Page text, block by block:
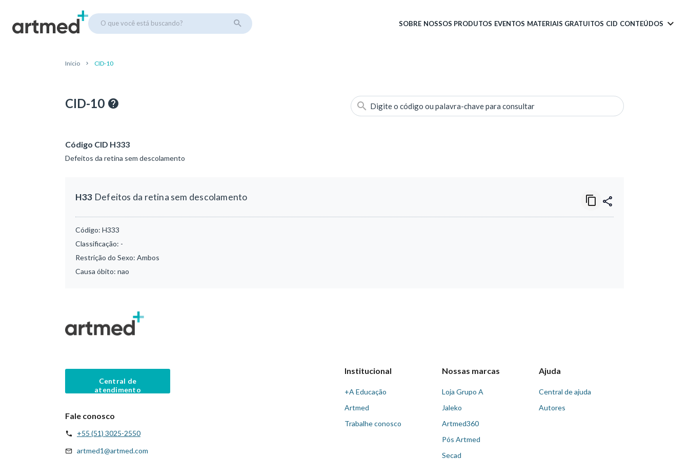
O que você está buscando? SOBRE NOSSOS PRODUTOS EVENTOS MATERIAIS GRATUITOS CID CONTEÚDOS
Início CID-10
CID-10 Digite o código ou palavra-chave para consultar
Código CID H333
Defeitos da retina sem descolamento
H33 Defeitos da retina sem descolamento
Código: H333
Classificação: -
Restrição do Sexo: Ambos
Causa óbito: nao
Central de
atendimento
Fale conosco
+55 (51) 3025-2550
artmed1@artmed.com
Institucional
+A Educação
Artmed
Trabalhe conosco
Nossas marcas
Loja Grupo A
Jaleko
Artmed360
Pós Artmed
Secad
Ajuda
Central de ajuda
Autores